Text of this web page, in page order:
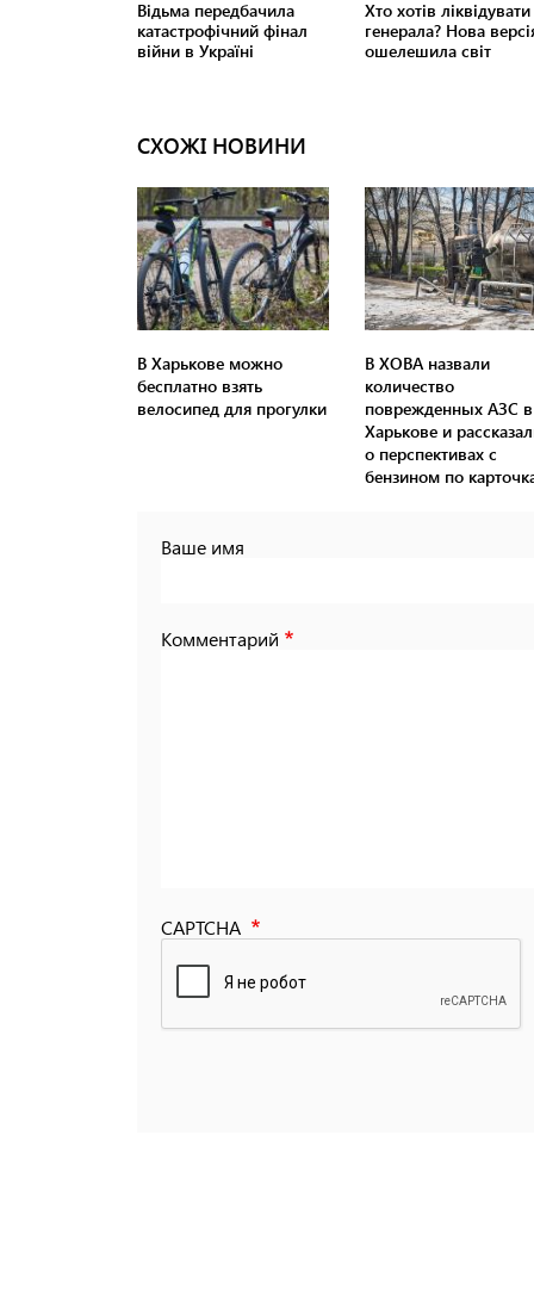
СХОЖІ НОВИНИ
В Харькове можно
бесплатно взять
велосипед для прогулки
В ХОВА назвали
количество
поврежденных АЗС в
Харькове и
о перспективах с
бензином по
Ваше имя
Комментарий
CAPTCHA